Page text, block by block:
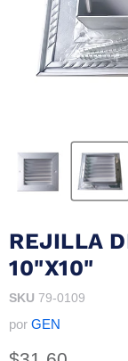
REJILLA
10"X10"
SKU 79-0109
por GEN